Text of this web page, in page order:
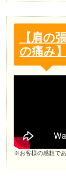
【肩の
の痛み
※お客様の感想で